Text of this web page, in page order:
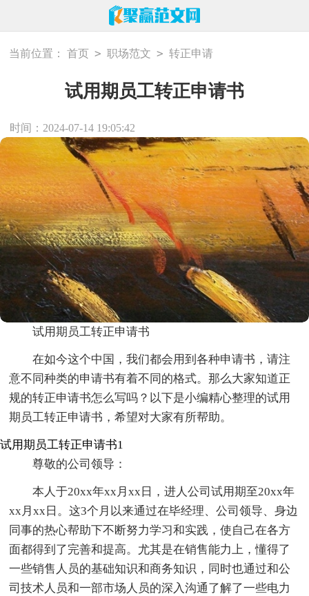
当前位置： 首页 > 职场范文 > 转正申请
试用期员工转正申请书
时间：2024-07-14 19:05:42
试用期员工转正申请书
在如今这个中国，我们都会用到各种申请书，请注
意不同种类的申请书有着不同的格式。那么大家知道正
规的转正申请书怎么写吗？以下是小编精心整理的试用
期员工转正申请书，希望对大家有所帮助。
试用期员工转正申请书1
尊敬的公司领导：
本人于20xx年xx月xx日，进人公司试用期至20xx年
xx月xx日。这3个月以来通过在毕经理、公司领导、身边
同事的热心帮助下不断努力学习和实践，使自己在各方
面都得到了完善和提高。尤其是在销售能力上，懂得了
一些销售人员的基础知识和商务知识，同时也通过和公
司技术人员和一部市场人员的深入沟通了解了一些电力